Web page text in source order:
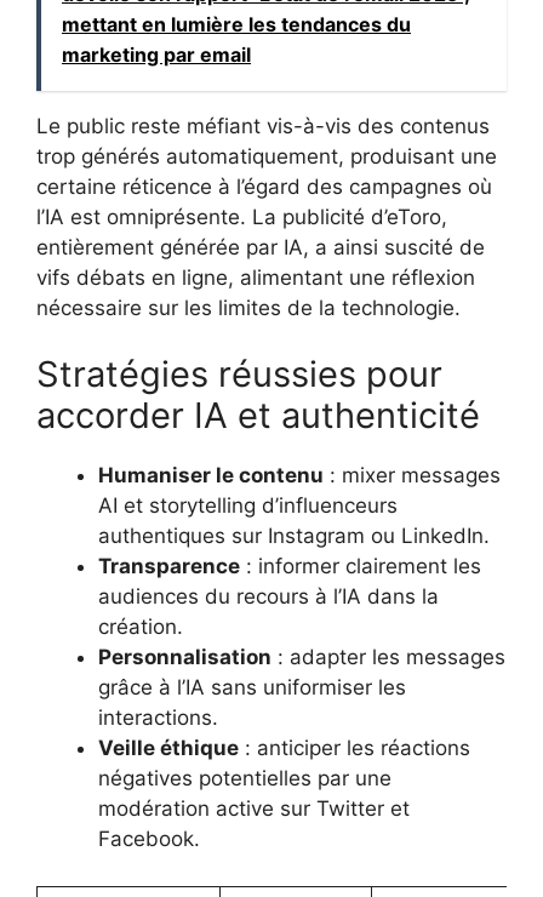
mettant en lumière les tendances du
marketing par email
Le public reste méfiant vis-à-vis des contenus
trop générés automatiquement, produisant une
certaine réticence à l’égard des campagnes où
l’IA est omniprésente. La publicité d’eToro,
entièrement générée par IA, a ainsi suscité de
vifs débats en ligne, alimentant une réflexion
nécessaire sur les limites de la technologie.
Stratégies réussies pour
accorder IA et authenticité
Humaniser le contenu : mixer messages
AI et storytelling d’influenceurs
authentiques sur Instagram ou LinkedIn.
Transparence : informer clairement les
audiences du recours à l’IA dans la
création.
Personnalisation : adapter les messages
grâce à l’IA sans uniformiser les
interactions.
Veille éthique : anticiper les réactions
négatives potentielles par une
modération active sur Twitter et
Facebook.